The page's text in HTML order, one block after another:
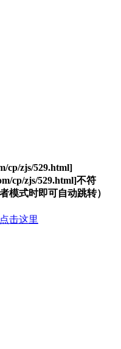
cp/zjs/529.html]
cp/zjs/529.html]不符
模式时即可自动跳转）
击这里